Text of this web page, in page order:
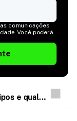
comunicações
Você poderá
e qual